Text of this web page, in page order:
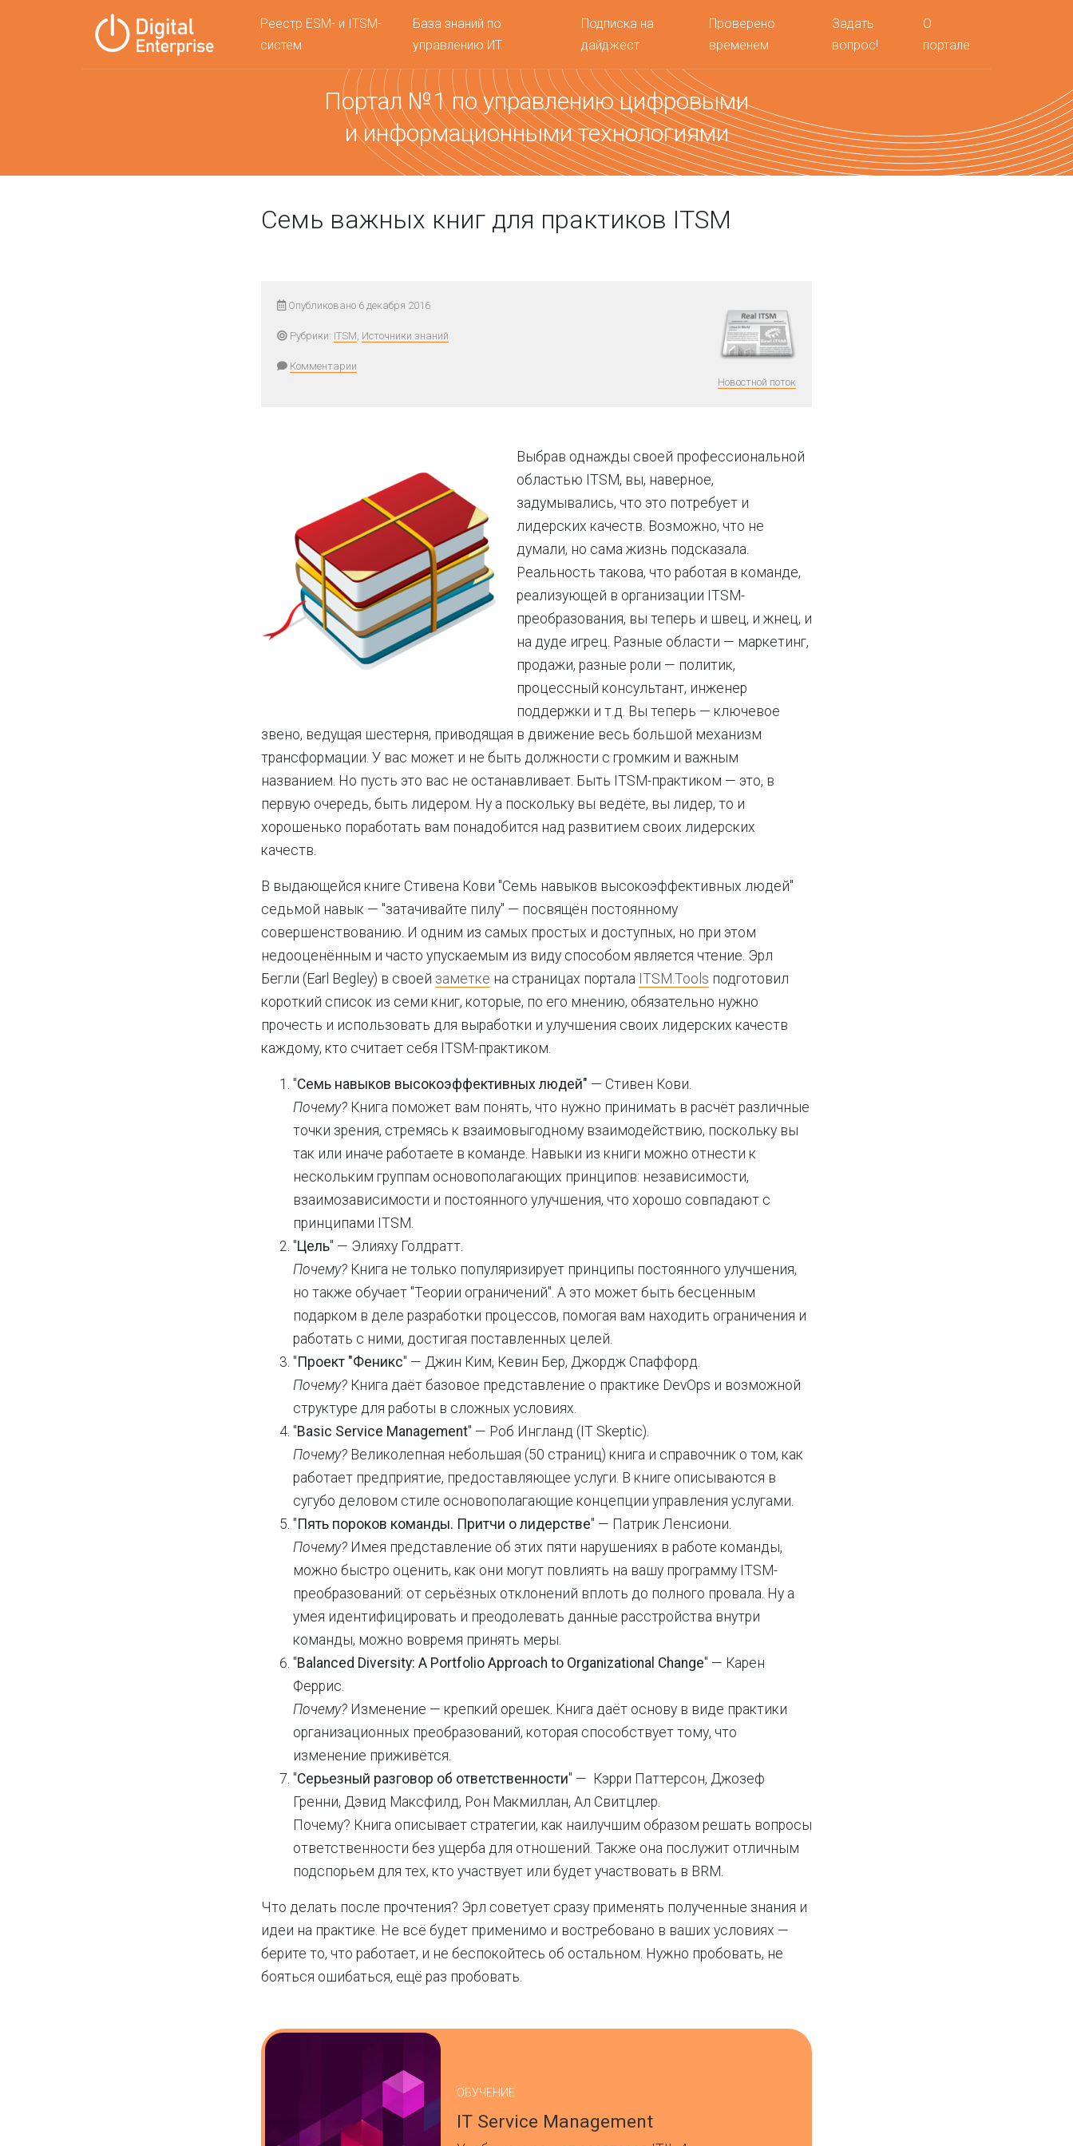
Реестр ESM- и ITSM-
систем
База знаний по
управлению ИТ
Подписка на
дайджест
Проверено
временем
Задать
вопрос!
О
портале
Портал №1 по управлению цифровыми
и информационными технологиями
Семь важных книг для практиков ITSM
Опубликовано 6 декабря 2016
Рубрики: ITSM, Источники знаний
Комментарии
Новостной поток
Выбрав однажды своей профессиональной
областью ITSM, вы, наверное,
задумывались, что это потребует и
лидерских качеств. Возможно, что не
думали, но сама жизнь подсказала.
Реальность такова, что работая в команде,
реализующей в организации ITSM-
преобразования, вы теперь и швец, и жнец, и
на дуде игрец. Разные области — маркетинг,
продажи, разные роли — политик,
процессный консультант, инженер
поддержки и т.д. Вы теперь — ключевое
звено, ведущая шестерня, приводящая в движение весь большой механизм
трансформации. У вас может и не быть должности с громким и важным
названием. Но пусть это вас не останавливает. Быть ITSM-практиком — это, в
первую очередь, быть лидером. Ну а поскольку вы ведёте, вы лидер, то и
хорошенько поработать вам понадобится над развитием своих лидерских
качеств.
В выдающейся книге Стивена Кови "Семь навыков высокоэффективных людей"
седьмой навык — "затачивайте пилу" — посвящён постоянному
совершенствованию. И одним из самых простых и доступных, но при этом
недооценённым и часто упускаемым из виду способом является чтение. Эрл
Бегли (Earl Begley) в своей заметке на страницах портала ITSM.Tools подготовил
короткий список из семи книг, которые, по его мнению, обязательно нужно
прочесть и использовать для выработки и улучшения своих лидерских качеств
каждому, кто считает себя ITSM-практиком.
"Семь навыков высокоэффективных людей" — Стивен Кови.
Почему? Книга поможет вам понять, что нужно принимать в расчёт различные
точки зрения, стремясь к взаимовыгодному взаимодействию, поскольку вы
так или иначе работаете в команде. Навыки из книги можно отнести к
нескольким группам основополагающих принципов: независимости,
взаимозависимости и постоянного улучшения, что хорошо совпадают с
принципами ITSM.
"Цель" — Элияху Голдратт.
Почему? Книга не только популяризирует принципы постоянного улучшения,
но также обучает "Теории ограничений". А это может быть бесценным
подарком в деле разработки процессов, помогая вам находить ограничения и
работать с ними, достигая поставленных целей.
" Проект "Феникс" — Джин Ким, Кевин Бер, Джордж Спаффорд.
Почему? Книга даёт базовое представление о практике DevOps и возможной
структуре для работы в сложных условиях.
"Basic Service Management" — Роб Ингланд (IT Skeptic).
Почему? Великолепная небольшая (50 страниц) книга и справочник о том, как
работает предприятие, предоставляющее услуги. В книге описываются в
сугубо деловом стиле основополагающие концепции управления услугами.
" Пять пороков команды. Притчи о лидерстве" — Патрик Ленсиони.
Почему? Имея представление об этих пяти нарушениях в работе команды,
можно быстро оценить, как они могут повлиять на вашу программу ITSM-
преобразований: от серьёзных отклонений вплоть до полного провала. Ну а
умея идентифицировать и преодолевать данные расстройства внутри
команды, можно вовремя принять меры.
"Balanced Diversity: A Portfolio Approach to Organizational Change" — Карен
Феррис.
Почему? Изменение — крепкий орешек. Книга даёт основу в виде практики
организационных преобразований, которая способствует тому, что
изменение приживётся.
"Серьезный разговор об ответственности" — Кэрри Паттерсон, Джозеф
Гренни, Дэвид Максфилд, Рон Макмиллан, Ал Свитцлер.
Почему? Книга описывает стратегии, как наилучшим образом решать вопросы
ответственности без ущерба для отношений. Также она послужит отличным
подспорьем для тех, кто участвует или будет участвовать в BRM.
Что делать после прочтения? Эрл советует сразу применять полученные знания и
идеи на практике. Не всё будет применимо и востребовано в ваших условиях —
берите то, что работает, и не беспокойтесь об остальном. Нужно пробовать, не
бояться ошибаться, ещё раз пробовать.
ОБУЧЕНИЕ
IT Service Management